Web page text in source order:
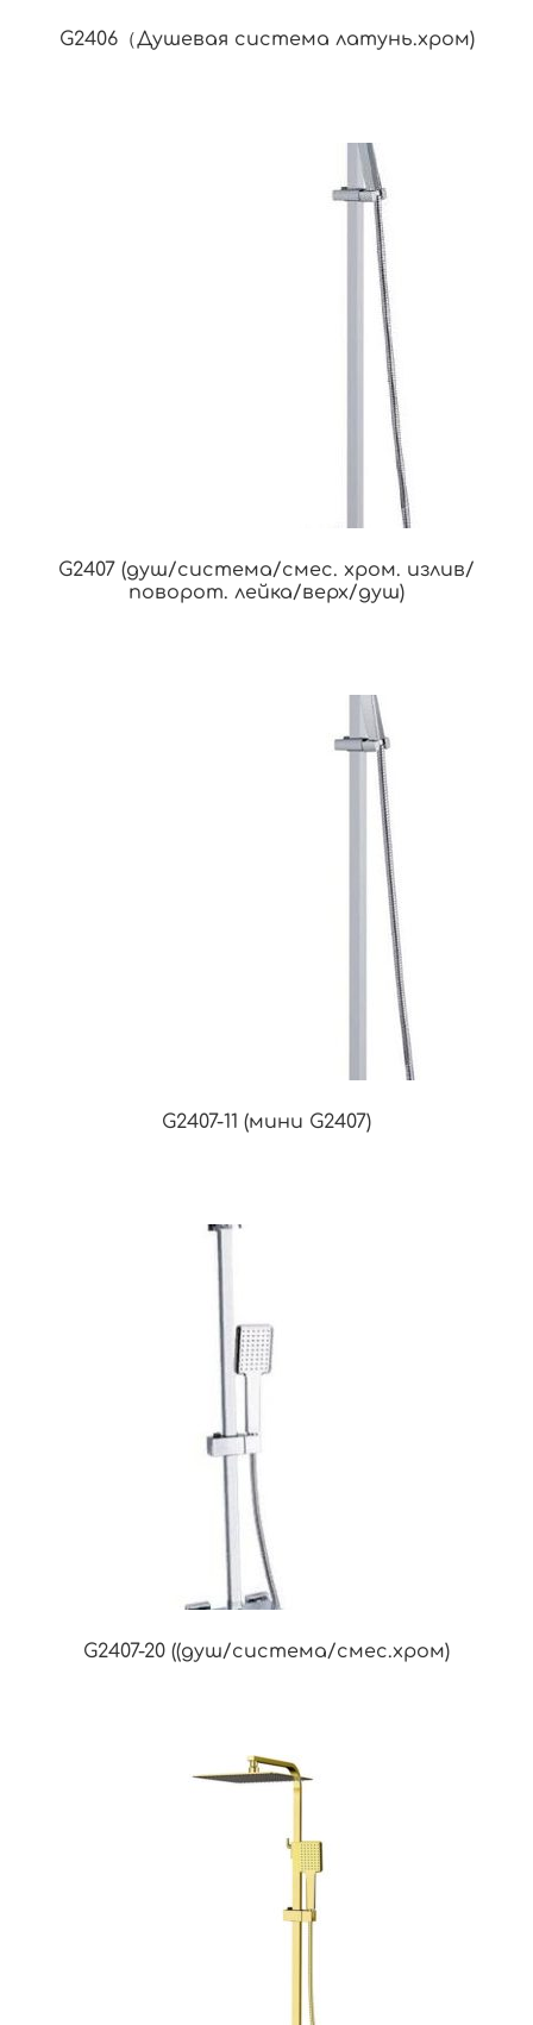
G2406（Душевая система латунь.хром)
G2407 (душ/система/смес. хром. излив/
поворот. лейка/верх/душ)
G2407-11 (мини G2407)
G2407-20 ((душ/система/смес.хром)